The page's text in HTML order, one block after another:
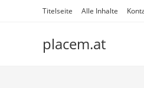
Titelseite Alle Inhalte
placem.at